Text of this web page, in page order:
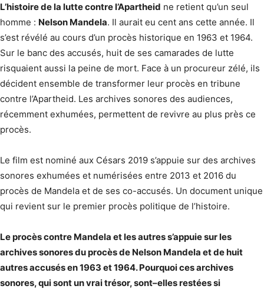
L’histoire de la lutte contre l’Apartheid ne retient qu’un seul
homme : Nelson Mandela. Il aurait eu cent ans cette année. Il
s’est révélé au cours d’un procès historique en 1963 et 1964.
Sur le banc des accusés, huit de ses camarades de lutte
risquaient aussi la peine de mort. Face à un procureur zélé, ils
décident ensemble de transformer leur procès en tribune
contre l’Apartheid. Les archives sonores des audiences,
récemment exhumées, permettent de revivre au plus près ce
procès.
Le film est nominé aux Césars 2019 s’appuie sur des archives
sonores exhumées et numérisées entre 2013 et 2016 du
procès de Mandela et de ses co-accusés. Un document unique
qui revient sur le premier procès politique de l’histoire.
Le procès contre Mandela et les autres s’appuie sur les
archives sonores du procès de Nelson Mandela et de huit
autres accusés en 1963 et 1964. Pourquoi ces archives
sonores, qui sont un vrai trésor, sont–elles restées si